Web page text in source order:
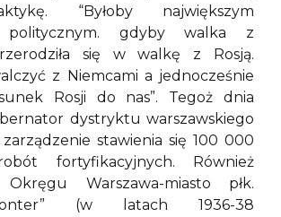
“Byłoby największym
politycznym. gdyby walka z
się w walkę z Rosją.
z Niemcami a jednocześnie
Rosji do nas”. Tegoż dnia
dystryktu warszawskiego
zarządzenie stawienia się 100 000
fortyfikacyjnych. Również
Warszawa-miasto płk.
(w latach 1936-38